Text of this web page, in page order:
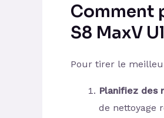
Comment
S8 MaxV
Pour tirer le
Planifiez des
de nettoyage